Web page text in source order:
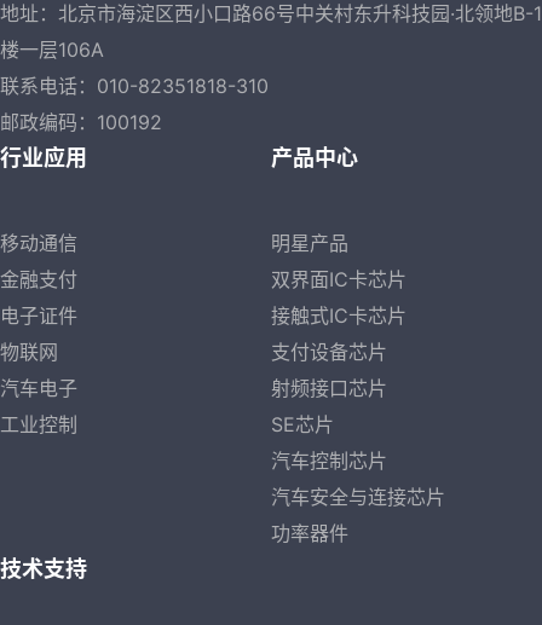
地址：北京市海淀区西小口路66号中关村东升科技园·北领地B-1
楼一层106A
联系电话：010-82351818-310
邮政编码：100192
行业应用
移动通信
金融支付
电子证件
物联网
汽车电子
工业控制
产品中心
明星产品
双界面IC卡芯片
接触式IC卡芯片
支付设备芯片
射频接口芯片
SE芯片
汽车控制芯片
汽车安全与连接芯片
功率器件
技术支持